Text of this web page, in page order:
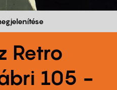
Retro
105 -